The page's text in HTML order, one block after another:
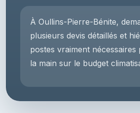
À Oullins-Pierre-Bénite,
plusieurs devis détaillés et
postes vraiment
la main sur le budget